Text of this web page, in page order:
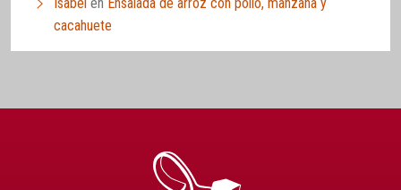
Isabel en Ensalada de arroz con pollo, manzana y
cacahuete